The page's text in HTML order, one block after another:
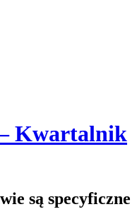
Kwartalnik
są specyficzne